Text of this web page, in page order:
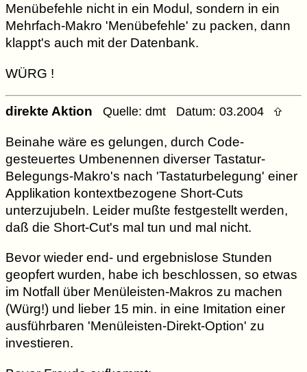
Menübefehle nicht in ein Modul, sondern in ein
Mehrfach-Makro 'Menübefehle' zu packen, dann
klappt's auch mit der Datenbank.
WÜRG !
direkte Aktion Quelle: dmt Datum: 03.2004
Beinahe wäre es gelungen, durch Code-
gesteuertes Umbenennen diverser Tastatur-
Belegungs-Makro's nach 'Tastaturbelegung' einer
Applikation kontextbezogene Short-Cuts
unterzujubeln. Leider mußte festgestellt werden,
daß die Short-Cut's mal tun und mal nicht.
Bevor wieder end- und ergebnislose Stunden
geopfert wurden, habe ich beschlossen, so etwas
im Notfall über Menüleisten-Makros zu machen
(Würg!) und lieber 15 min. in eine Imitation einer
ausführbaren 'Menüleisten-Direkt-Option' zu
investieren.